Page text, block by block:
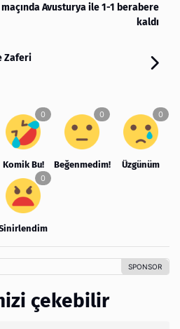
maçında Avusturya ile 1-1 berabere
kaldı
Zaferi
Komik Bu! Beğenmedim! Üzgünüm
çekebilir